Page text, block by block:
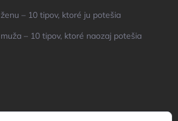
– 10 tipov, ktoré ju potešia
– 10 tipov, ktoré naozaj potešia